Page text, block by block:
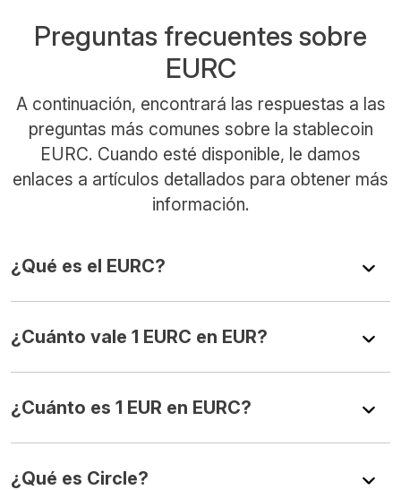
Preguntas frecuentes sobre
EURC
A continuación, encontrará las respuestas a las
preguntas más comunes sobre la stablecoin
EURC. Cuando esté disponible, le damos
enlaces a artículos detallados para obtener más
información.
¿Qué es el EURC?
¿Cuánto vale 1 EURC en EUR?
¿Cuánto es 1 EUR en EURC?
¿Qué es Circle?